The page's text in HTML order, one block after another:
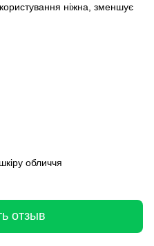
ніжна, зменшує
обличчя
отзыв